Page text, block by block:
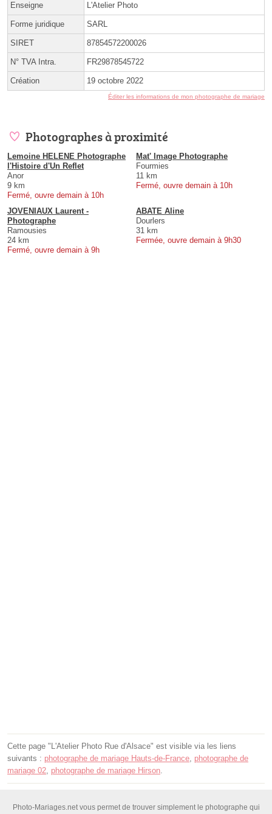
Enseigne L'Atelier Photo
Forme juridique SARL
SIRET 87854572200026
N° TVA Intra. FR29878545722
Création 19 octobre 2022
Éditer les informations de mon photographe de mariage
Photographes à proximité
Lemoine HELENE Photographe
l'Histoire d'Un Reflet
Anor
9 km
Fermé, ouvre demain à 10h
Mat' Image Photographe
Fourmies
11 km
Fermé, ouvre demain à 10h
JOVENIAUX Laurent -
Photographe
Ramousies
24 km
Fermé, ouvre demain à 9h
ABATE Aline
Dourlers
31 km
Fermée, ouvre demain à 9h30
Cette page "L'Atelier Photo Rue d'Alsace" est visible via les liens
suivants : photographe de mariage Hauts-de-France, photographe de
mariage 02, photographe de mariage Hirson.
Photo-Mariages.net vous permet de trouver simplement le photographe qui